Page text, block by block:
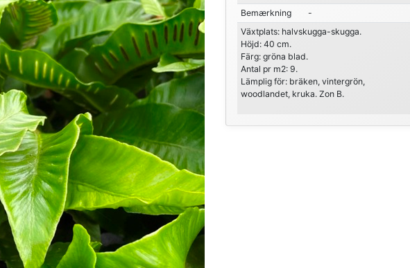
Bemærkning
-
Växtplats: halvskugga-skugga.
Höjd: 40 cm.
Färg: gröna blad.
Antal pr m2: 9.
Lämplig för: bräken, vintergrön,
woodlandet, kruka. Zon B.